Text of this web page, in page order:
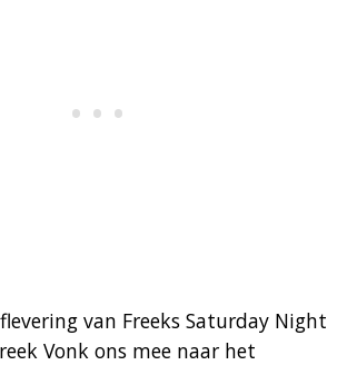
van Freeks Saturday Night
Vonk ons mee naar het